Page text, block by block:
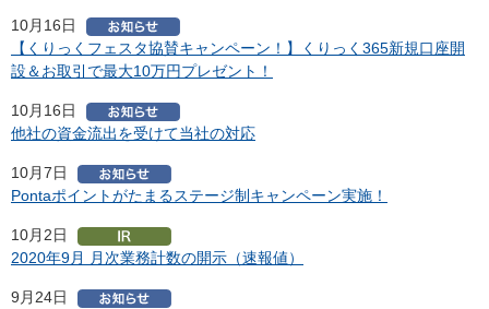
10月16日
【くりっくフェスタ協賛キャンペーン！】くりっく365新規口座開
設＆お取引で最大10万円プレゼント！
10月16日
他社の資金流出を受けて当社の対応
10月7日
Pontaポイントがたまるステージ制キャンペーン実施！
10月2日
2020年9月 月次業務計数の開示（速報値）
9月24日